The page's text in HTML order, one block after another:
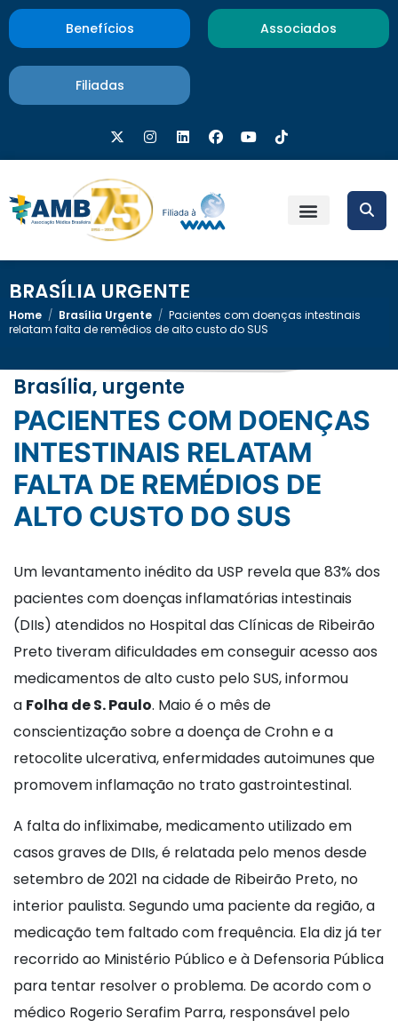
Benefícios Associados
Filiadas
BRASÍLIA URGENTE
Home / Brasília Urgente / Pacientes com doenças intestinais
relatam falta de remédios de alto custo do SUS
Brasília, urgente
PACIENTES COM DOENÇAS
INTESTINAIS RELATAM
FALTA DE REMÉDIOS DE
ALTO CUSTO DO SUS
Um levantamento inédito da USP revela que 83% dos
pacientes com doenças inflamatórias intestinais
(DIIs) atendidos no Hospital das Clínicas de Ribeirão
Preto tiveram dificuldades em conseguir acesso aos
medicamentos de alto custo pelo SUS, informou
a Folha de S. Paulo. Maio é o mês de
conscientização sobre a doença de Crohn e a
retocolite ulcerativa, enfermidades autoimunes que
promovem inflamação no trato gastrointestinal.
A falta do infliximabe, medicamento utilizado em
casos graves de DIIs, é relatada pelo menos desde
setembro de 2021 na cidade de Ribeirão Preto, no
interior paulista. Segundo uma paciente da região, a
medicação tem faltado com frequência. Ela diz já ter
recorrido ao Ministério Público e à Defensoria Pública
para tentar resolver o problema. De acordo com o
médico Rogerio Serafim Parra, responsável pelo